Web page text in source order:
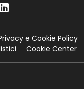
e Cookie Policy
Cookie Center